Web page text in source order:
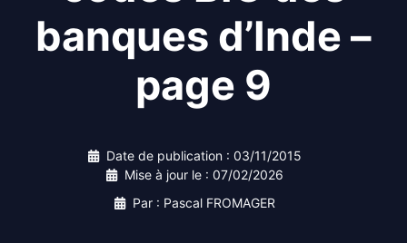
banques d’Inde –
page 9
Date de publication : 03/11/2015
Mise à jour le : 07/02/2026
Par : Pascal FROMAGER